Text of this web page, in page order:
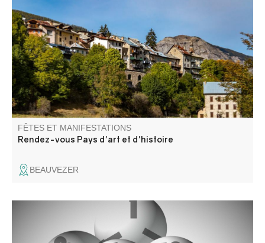
Une balade contée où récits et paroles d’un agent de
l’ONF se croisent pour évoquer le paysage et le
reboisement.
FÊTES ET MANIFESTATIONS
Rendez-vous Pays d'art et d'histoire
BEAUVEZER
Venez assister à notre traditionnel loto des sapeurs-
pompiers, plein de lots à gagner !